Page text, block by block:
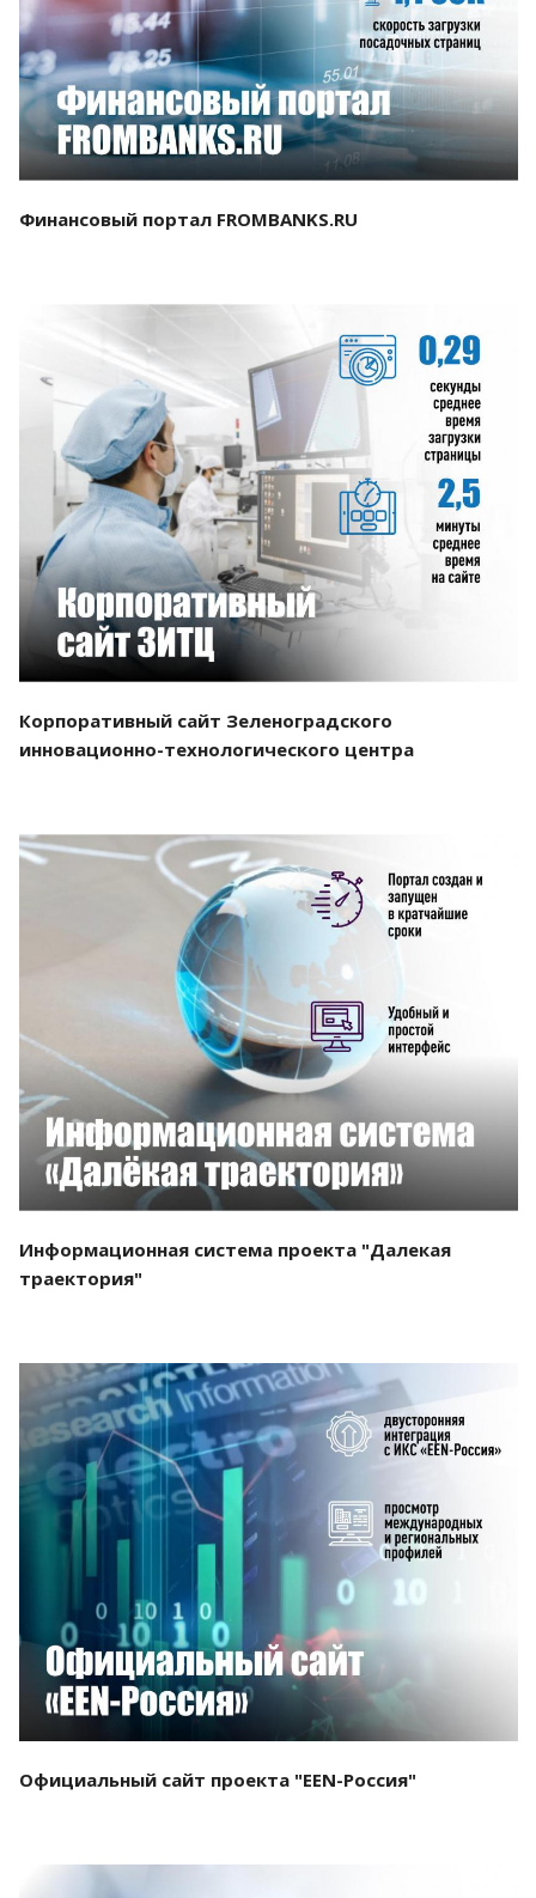
Смотреть проект
Финансовый портал FROMBANKS.RU
Смотреть проект
Корпоративный сайт Зеленоградского
инновационно-технологического центра
Смотреть проект
Информационная система проекта "Далекая
траектория"
Смотреть проект
Официальный сайт проекта "EEN-Россия"